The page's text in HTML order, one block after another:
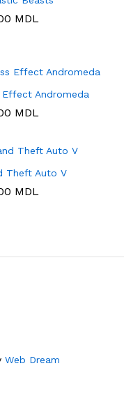
MDL
Effect Andromeda
MDL
Theft Auto V
MDL
Web Dream